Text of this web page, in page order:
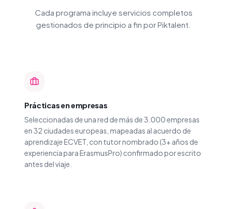
Cada programa incluye servicios completos
gestionados de principio a fin por Piktalent.
Prácticas en empresas
Seleccionadas de una red de más de 3.000 empresas
en 32 ciudades europeas, mapeadas al acuerdo de
aprendizaje ECVET, con tutor nombrado (3+ años de
experiencia para ErasmusPro) confirmado por escrito
antes del viaje.